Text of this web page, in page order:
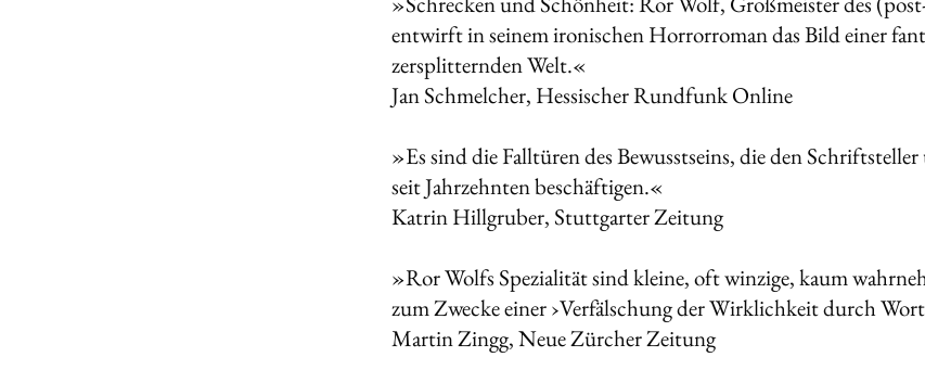
entwirft in seinem ironischen Horrorroman das Bild einer
zersplitternden Welt.«
Jan Schmelcher, Hessischer Rundfunk Online
»Es sind die Falltüren des Bewusstseins, die den
seit Jahrzehnten beschäftigen.«
Katrin Hillgruber, Stuttgarter Zeitung
»Ror Wolfs Spezialität sind kleine, oft winzige, kaum
zum Zwecke einer ›Verfälschung der Wirklichkeit durch
Martin Zingg, Neue Zürcher Zeitung